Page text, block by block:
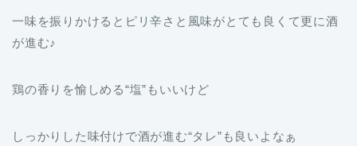
一味を振りかけるとピリ辛さと風味がとても良くて更に酒
が進む♪
鶏の香りを愉しめる“塩”もいいけど
しっかりした味付けで酒が進む“タレ”も良いよなぁ